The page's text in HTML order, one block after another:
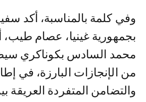
وفي كلمة بالمناسبة، أكد
بجمهورية غينيا، عصام
محمد السادس بكوناكري
من الإنجازات البارزة، في
والتضامن المتفردة العريقة